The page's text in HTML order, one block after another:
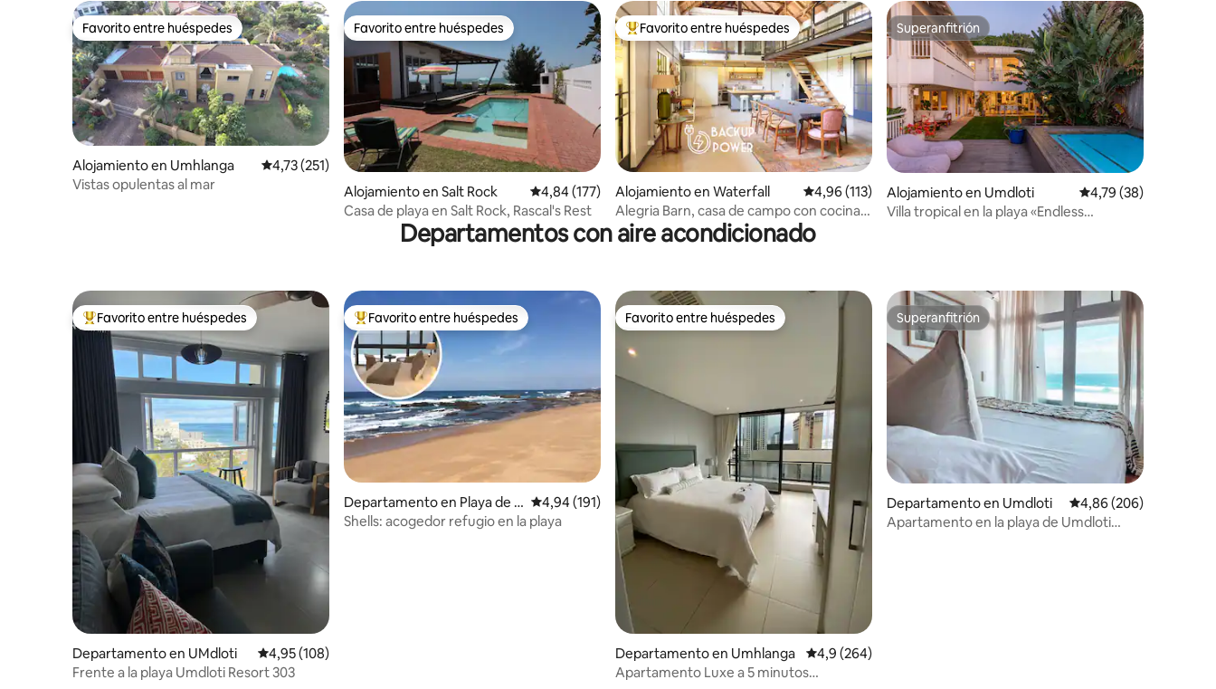
Favorito entre huéspedes
Favorito entre huéspedes
Alojamiento en Umhlanga Calificación promedio: 4,73 de 5. 251 evaluaciones
4,73 (251)
Vistas opulentas al mar
Favorito entre huéspedes
Favorito entre huéspedes
Alojamiento en Salt Rock Calificación promedio: 4,84 de 5. 177 evaluaciones
4,84 (177)
Casa de playa en Salt Rock, Rascal's Rest
Favorito entre los huéspedes más destacados
Favorito entre huéspedes
Alojamiento en Waterfall Calificación promedio: 4,96 de 5. 113 evaluaciones
4,96 (113)
Alegria Barn, casa de campo con cocina
(energía solar)
Superanfitrión
Superanfitrión
Alojamiento en Umdloti Calificación
4,79 (38)
Villa tropical en la playa «Endless
Departamentos con aire acondicionado
Favorito entre los huéspedes más destacados
Favorito entre huéspedes
Departamento en UMdloti Calificación promedio: 4,95 de 5. 108 evaluaciones
4,95 (108)
Frente a la playa Umdloti Resort 303
Favorito entre los huéspedes más destacados
Favorito entre huéspedes
Departamento en Playa de S
heffield
Calificación promedio: 4,94 de 5. 191 evaluaciones
4,94 (191)
Shells: acogedor refugio en la playa
Favorito entre huéspedes
Favorito entre huéspedes
Departamento en Umhlanga Calificación promedio: 4,9 de 5. 264 evaluaciones
4,9 (264)
Apartamento Luxe a 5 minutos
Superanfitrión
Superanfitrión
Departamento en Umdloti Calificación promedio:
4,86 (206)
Apartamento en la playa de Umdloti